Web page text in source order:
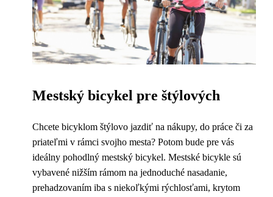
Mestský bicykel pre štýlových
Chcete bicyklom štýlovo jazdiť na nákupy, do práce či za
priateľmi v rámci svojho mesta? Potom bude pre vás
ideálny pohodlný mestský bicykel. Mestské bicykle sú
vybavené nižším rámom na jednoduché nasadanie,
prehadzovaním iba s niekoľkými rýchlosťami, krytom